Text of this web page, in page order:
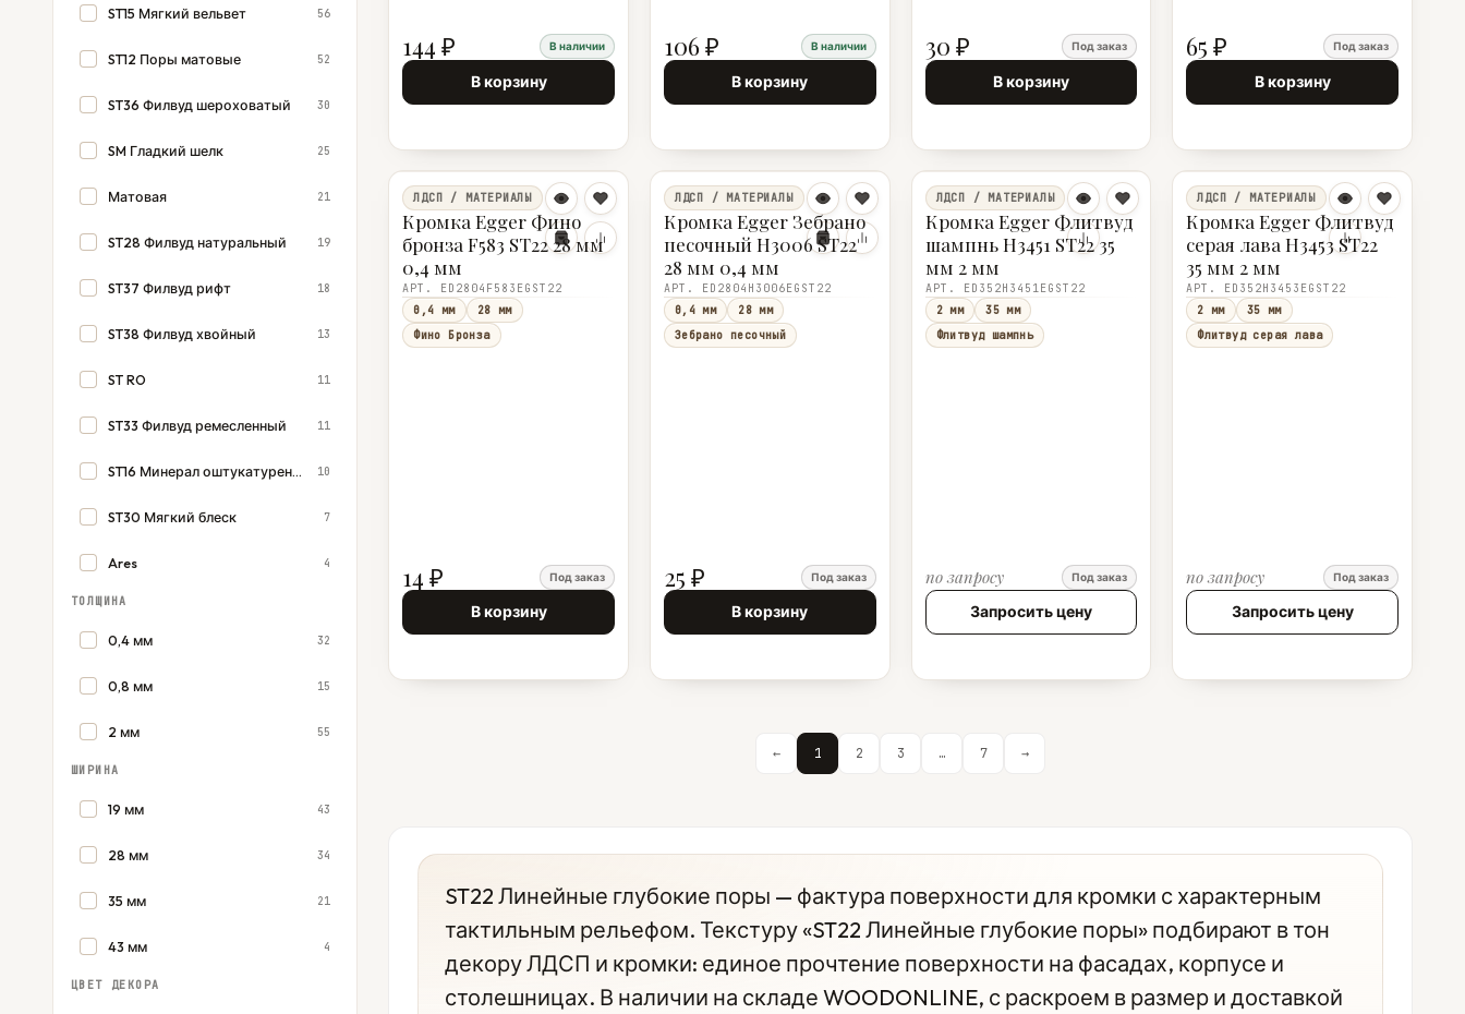
ST15 Мягкий вельвет 56
ST12 Поры матовые 52
ST36 Филвуд шероховатый 30
SM Гладкий шелк 25
Матовая 21
ST28 Филвуд натуральный 19
ST37 Филвуд рифт 18
ST38 Филвуд хвойный 13
ST RO 11
ST33 Филвуд ремесленный 11
ST16 Минерал оштукатуренный 10
ST30 Мягкий блеск 7
Ares 4
ТОЛЩИНА
0,4 мм 32
0,8 мм 15
2 мм 55
ШИРИНА
19 мм 43
28 мм 34
35 мм 21
43 мм 4
ЦВЕТ ДЕКОРА
144 ₽ В наличии
В корзину
106 ₽ В наличии
В корзину
30 ₽ Под заказ
В корзину
65 ₽ Под заказ
В корзину
ЛДСП / МАТЕРИАЛЫ
Кромка Egger Фино
бронза F583 ST22 28 мм
0,4 мм
АРТ. ED2804F583EGST22
0,4 мм
28 мм
Фино Бронза
14 ₽ Под заказ
В корзину
ЛДСП / МАТЕРИАЛЫ
Кромка Egger Зебрано
песочный Н3006 ST22
28 мм 0,4 мм
АРТ. ED2804Н3006EGST22
0,4 мм
28 мм
Зебрано песочный
25 ₽ Под заказ
В корзину
ЛДСП / МАТЕРИАЛЫ
Кромка Egger Флитвуд
шампнь H3451 ST22 35
мм 2 мм
АРТ. ED352H3451EGST22
2 мм
35 мм
Флитвуд шампнь
по запросу Под заказ
Запросить цену
ЛДСП / МАТЕРИАЛЫ
Кромка Egger Флитвуд
серая лава H3453 ST22
35 мм 2 мм
АРТ. ED352H3453EGST22
2 мм
35 мм
Флитвуд серая лава
по запросу Под заказ
Запросить цену
← 1 2 3 … 7 →
ST22 Линейные глубокие поры — фактура поверхности для кромки с характерным
тактильным рельефом. Текстуру «ST22 Линейные глубокие поры» подбирают в тон
декору ЛДСП и кромки: единое прочтение поверхности на фасадах, корпусе и
столешницах. В наличии на складе WOODONLINE, с раскроем в размер и доставкой